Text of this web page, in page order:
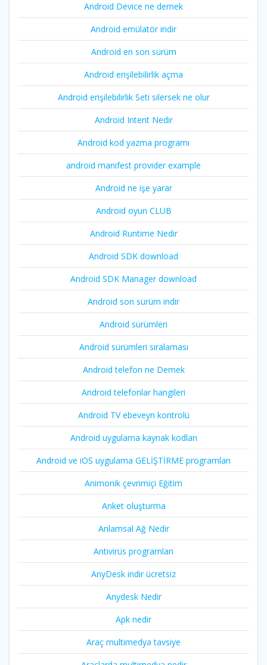
Android Device ne demek
Android emülatör indir
Android en son sürüm
Android erişilebilirlik açma
Android erişilebilirlik Seti silersek ne olur
Android Intent Nedir
Android kod yazma programı
android manifest provider example
Android ne işe yarar
Android oyun CLUB
Android Runtime Nedir
Android SDK download
Android SDK Manager download
Android son sürüm indir
Android sürümleri
Android sürümleri sıralaması
Android telefon ne Demek
Android telefonlar hangileri
Android TV ebeveyn kontrolü
Android uygulama kaynak kodları
Android ve iOS uygulama GELİŞTİRME programları
Animonik çevrimiçi Eğitim
Anket oluşturma
Anlamsal Ağ Nedir
Antivirüs programları
AnyDesk indir ücretsiz
Anydesk Nedir
Apk nedir
Araç multimedya tavsiye